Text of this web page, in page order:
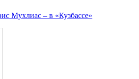
Мухлиас – в «Кузбассе»